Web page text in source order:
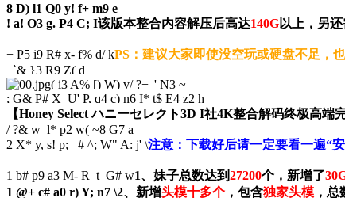
8 D) l1 Q0 y! f+ m9 e
! a! O3 g. P4 C; I该版本整合内容解压后高达140G以上，另
+ P5 i9 R# x- f% d/ kPS：建议大家即使没空玩或硬盘不足，
`& }3 R9 Z( d
( i3 A% [) W) v/ ?+ |' N3 ~
; G& P# X U' P, q4 c) n6 I* t$ E4 z2 h
【Honey Select ハニーセレクト3D I社4K整合解码终极高端
/ ?& w l* p2 w( ~8 G7 a
2 X* y, s! p; _# ^; W" A: j' \注意：下载好后请一定要看一遍“
1 b# p9 a3 M- R t G# w1、妹子总数达到27200个，新增了
1 @+ c# a0 r) Y; n7 \2、新增头模十多个 ，包含独家头模 ，总